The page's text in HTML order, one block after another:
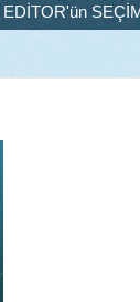
EDİTOR'ün